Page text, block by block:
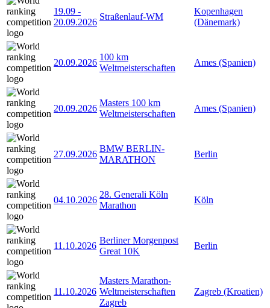
19.09 -
20.09.2026
Straßenlauf-WM
Kopenhagen
(Dänemark)
20.09.2026
100 km
Weltmeisterschaften
Ames (Spanien)
20.09.2026
Masters 100 km
Weltmeisterschaften
Ames (Spanien)
27.09.2026
BMW BERLIN-
MARATHON
Berlin
04.10.2026
28. Generali Köln
Marathon
Köln
11.10.2026
Berliner Morgenpost
Great 10K
Berlin
11.10.2026
Masters Marathon-
Weltmeisterschaften
Zagreb
Zagreb (Kroatien)